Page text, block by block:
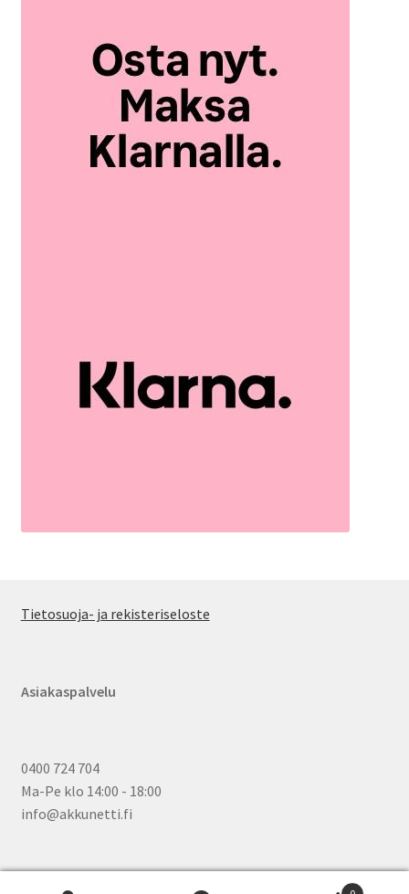
Tietosuoja- ja rekisteriseloste
Asiakaspalvelu
0400 724 704
Ma-Pe klo 14:00 - 18:00
info@akkunetti.fi